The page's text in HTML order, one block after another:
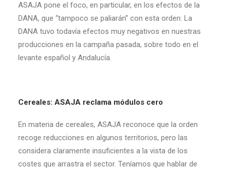
ASAJA pone el foco, en particular, en los efectos de la
DANA, que “tampoco se paliarán” con esta orden: La
DANA tuvo todavía efectos muy negativos en nuestras
producciones en la campaña pasada, sobre todo en el
levante español y Andalucía.
Cereales: ASAJA reclama módulos cero
En materia de cereales, ASAJA reconoce que la orden
recoge reducciones en algunos territorios, pero las
considera claramente insuficientes a la vista de los
costes que arrastra el sector. Teníamos que hablar de